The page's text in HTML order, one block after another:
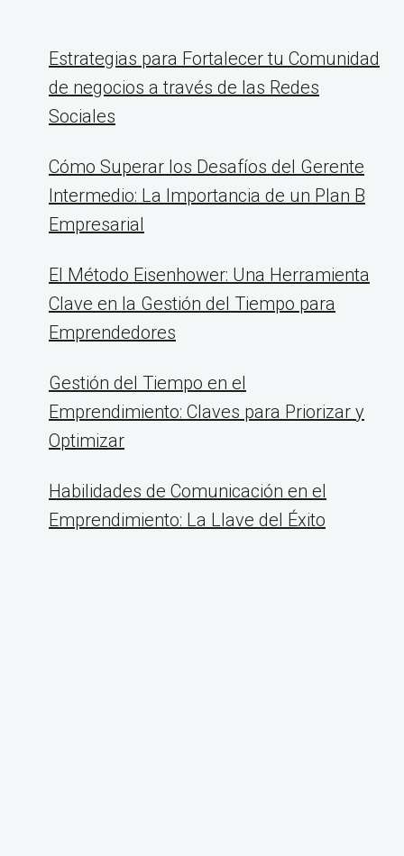
Estrategias para Fortalecer tu Comunidad
de negocios a través de las Redes
Sociales
Cómo Superar los Desafíos del Gerente
Intermedio: La Importancia de un Plan B
Empresarial
El Método Eisenhower: Una Herramienta
Clave en la Gestión del Tiempo para
Emprendedores
Gestión del Tiempo en el
Emprendimiento: Claves para Priorizar y
Optimizar
Habilidades de Comunicación en el
Emprendimiento: La Llave del Éxito